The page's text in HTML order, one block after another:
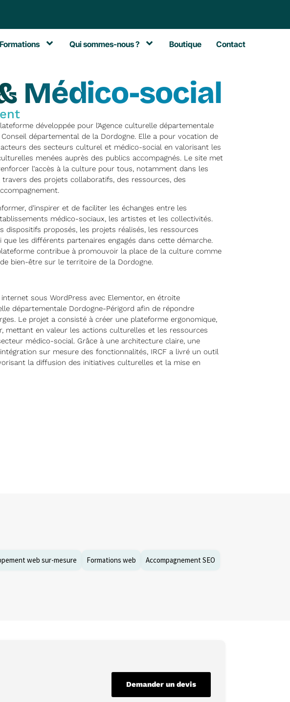
Formations Qui sommes-nous ? Boutique Contact
Médico-social
développée pour l’Agence culturelle départementale
départemental de la Dordogne. Elle a pour vocation de
des secteurs culturel et médico-social en valorisant les
menées auprès des publics accompagnés. Le site met
l’accès à la culture pour tous, notamment dans les
des projets collaboratifs, des ressources, des
d’inspirer et de faciliter les échanges entre les
médico-sociaux, les artistes et les collectivités.
dispositifs proposés, les projets réalisés, les ressources
les différents partenaires engagés dans cette démarche.
contribue à promouvoir la place de la culture comme
bien-être sur le territoire de la Dordogne.
sous WordPress avec Elementor, en étroite
départementale Dordogne-Périgord afin de répondre
Le projet a consisté à créer une plateforme ergonomique,
mettant en valeur les actions culturelles et les ressources
médico-social. Grâce à une architecture claire, une
sur mesure des fonctionnalités, IRCF a livré un outil
la diffusion des initiatives culturelles et la mise en
web sur-mesure Formations web Accompagnement SEO
Demander un devis